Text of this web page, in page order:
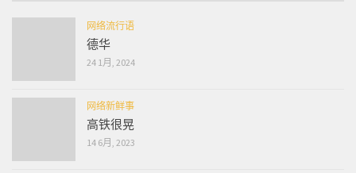
网络流行语
德华
24 1月, 2024
网络新鲜事
高铁很晃
14 6月, 2023